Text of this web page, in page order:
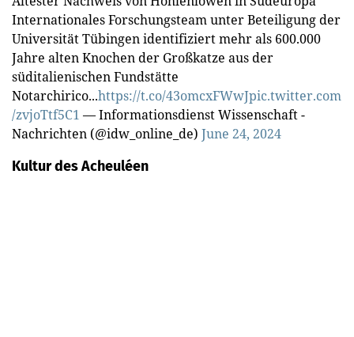
Internationales Forschungsteam unter Beteiligung der
Universität Tübingen identifiziert mehr als 600.000
Jahre alten Knochen der Großkatze aus der
süditalienischen Fundstätte
Notarchirico...https://t.co/43omcxFWwJpic.twitter.com
/zvjoTtf5C1 — Informationsdienst Wissenschaft -
Nachrichten (@idw_online_de) June 24, 2024
Kultur des Acheuléen